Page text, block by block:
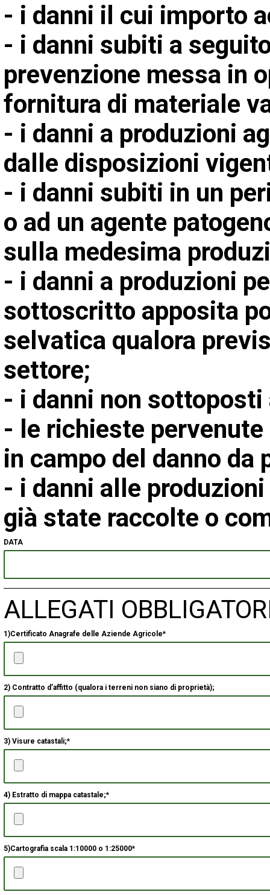
- i danni il cui importo
- i danni subiti a
prevenzione messa in
fornitura di materiale
- i danni a produzioni
dalle disposizioni
- i danni subiti in un
o ad un agente
sulla medesima
- i danni a produzioni
sottoscritto apposita
selvatica qualora
settore;
- i danni non
- le richieste
in campo del danno
- i danni alle
già state raccolte o
DATA
ALLEGATI
1)Certificato Anagrafe delle Aziende Agricole*
2) Contratto d’affitto (qualora i terreni non siano di proprietà);
3) Visure catastali;*
4) Estratto di mappa catastale;*
5)Cartografia scala 1:10000 o 1:25000*